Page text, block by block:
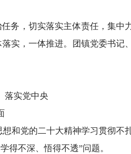
务，切实落实主体责任，集
实，一体推进。团镇党委书
落实党中央
和党的二十大精神学习贯彻不
得不深、悟得不透”问题。